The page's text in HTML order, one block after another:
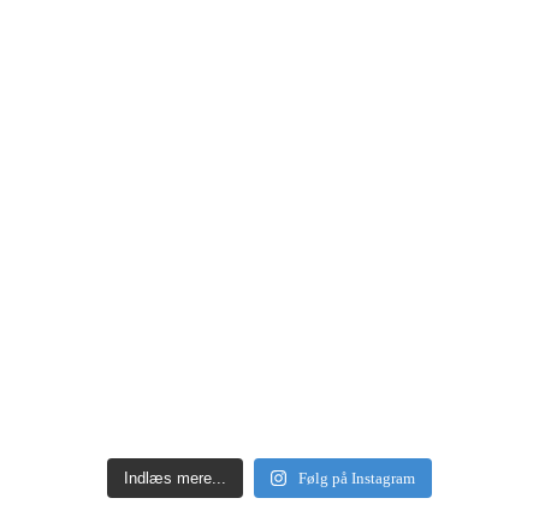
Indlæs mere... Følg på Instagram